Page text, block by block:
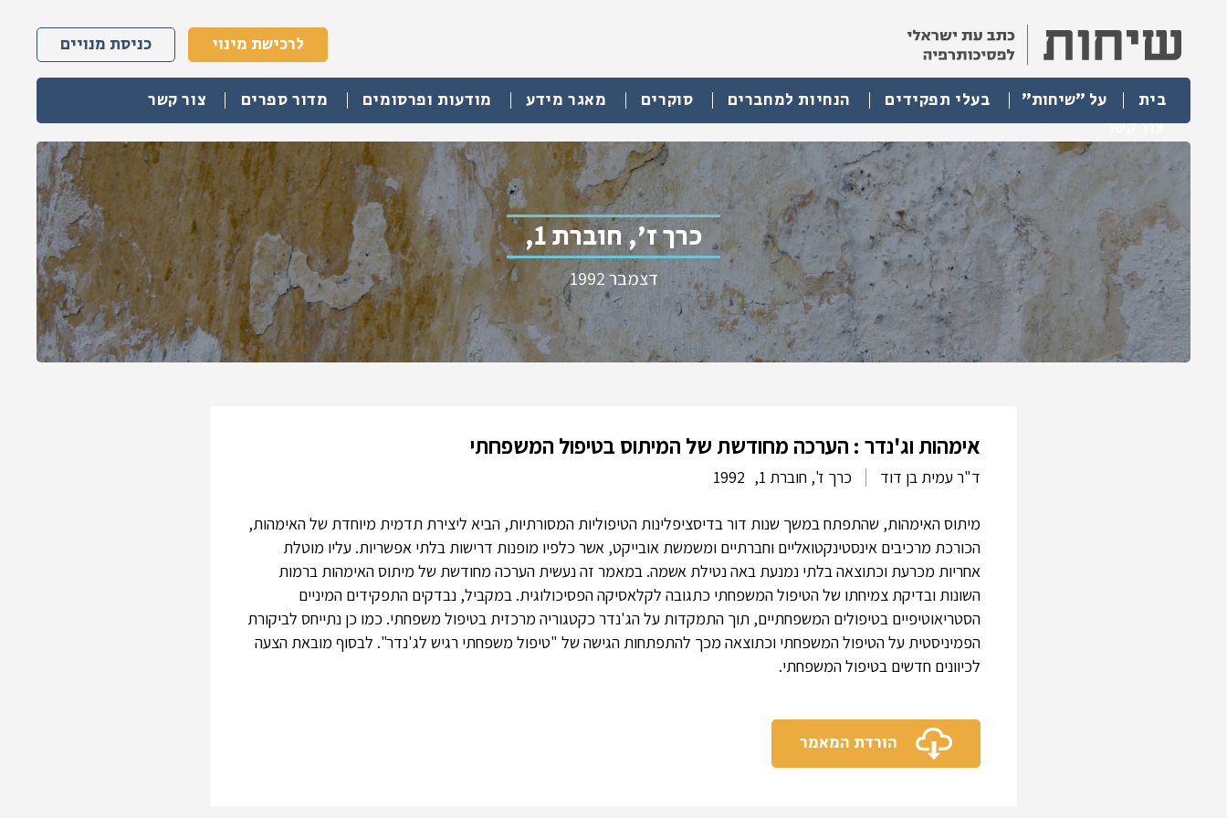
לרכישת מינוי כניסת מנויים
בית על "שיחות" בעלי תפקידים הנחיות למחברים סוקרים מאגר מידע מודעות ופרסומים מדור ספרים
צור קשר
צור קשר
כרך ז', חוברת 1,
דצמבר 1992
אימהות וג'נדר : הערכה מחודשת של המיתוס בטיפול המשפחתי
ד"ר עמית בן דוד כרך ז', חוברת 1, 1992
מיתוס האימהות, שהתפתח במשך שנות דור בדיסציפלינות הטיפוליות המסורתיות, הביא ליצירת תדמית מיוחדת של האימהות,
הכורכת מרכיבים אינסטינקטואליים וחברתיים ומשמשת אובייקט, אשר כלפיו מופנות דרישות בלתי אפשריות. עליו מוטלת
אחריות מכרעת וכתוצאה בלתי נמנעת באה נטילת אשמה. במאמר זה נעשית הערכה מחודשת של מיתוס האימהות ברמות
השונות ובדיקת צמיחתו של הטיפול המשפחתי כתגובה לקלאסיקה הפסיכולוגית. במקביל, נבדקים התפקידים המיניים
הסטריאוטיפיים בטיפולים המשפחתיים, תוך התמקדות על הג'נדר כקטגוריה מרכזית בטיפול משפחתי. כמו כן נתייחס לביקורת
הפמיניסטית על הטיפול המשפחתי וכתוצאה מכך להתפתחות הגישה של "טיפול משפחתי רגיש לג'נדר". לבסוף מובאת הצעה
לכיוונים חדשים בטיפול המשפחתי.
הורדת המאמר